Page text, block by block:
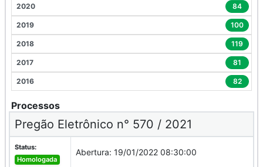
2020 84
2019 100
2018 119
2017 81
2016 82
Processos
Pregão Eletrônico n° 570 / 2021
Status:
Homologada
Abertura: 19/01/2022 08:30:00